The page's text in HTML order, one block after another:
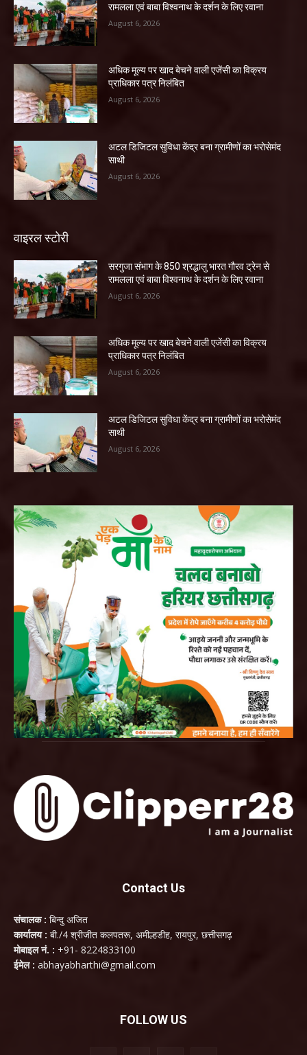
रामलला एवं बाबा विश्वनाथ के दर्शन के लिए रवाना
August 6, 2026
अधिक मूल्य पर खाद बेचने वाली एजेंसी का विक्रय
प्राधिकार पत्र निलंबित
August 6, 2026
अटल डिजिटल सुविधा केंद्र बना ग्रामीणों का भरोसेमंद
साथी
August 6, 2026
वाइरल स्टोरी
सरगुजा संभाग के 850 श्रद्धालु भारत गौरव ट्रेन से
रामलला एवं बाबा विश्वनाथ के दर्शन के लिए रवाना
August 6, 2026
अधिक मूल्य पर खाद बेचने वाली एजेंसी का विक्रय
प्राधिकार पत्र निलंबित
August 6, 2026
अटल डिजिटल सुविधा केंद्र बना ग्रामीणों का भरोसेमंद
साथी
August 6, 2026
Contact Us
संचालक : बिन्दु अजित
कार्यालय : बी./4 श्रीजीत कलपतरू, अमील्हडीह, रायपुर, छत्तीसगढ़
मोबाइल नं. : +91- 8224833100
ईमेल : abhayabharthi@gmail.com
FOLLOW US